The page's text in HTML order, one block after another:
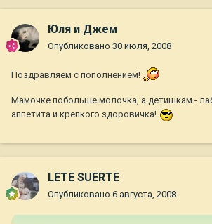
Юля и Джем
Опубликовано 30 июля, 2008
Поздравляем с пополнением!
Мамочке побольше молочка, а детишкам -
аппетита и крепкого здоровичка!
LETE SUERTE
Опубликовано 6 августа, 2008